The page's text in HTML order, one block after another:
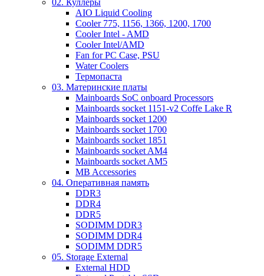
02. Куллеры
AIO Liquid Cooling
Cooler 775, 1156, 1366, 1200, 1700
Cooler Intel - AMD
Cooler Intel/AMD
Fan for PC Case, PSU
Water Coolers
Термопаста
03. Материнские платы
Mainboards SoC onboard Processors
Mainboards socket 1151-v2 Coffe Lake R
Mainboards socket 1200
Mainboards socket 1700
Mainboards socket 1851
Mainboards socket AM4
Mainboards socket AM5
MB Accessories
04. Оперативная память
DDR3
DDR4
DDR5
SODIMM DDR3
SODIMM DDR4
SODIMM DDR5
05. Storage External
External HDD